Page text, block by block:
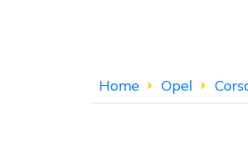
Home Opel